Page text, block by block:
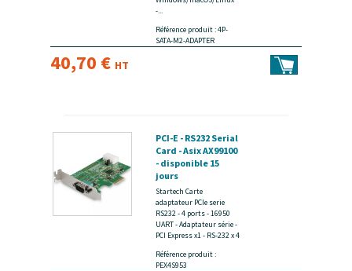
-...
Référence produit : 4P-
SATA-M2-ADAPTER
40,70 € HT
PCI-E - RS232 Serial
Card - Asix AX99100
- disponible 15
jours
Startech Carte
adaptateur PCIe serie
RS232 - 4 ports - 16950
UART - Adaptateur série -
PCI Express x1 - RS-232 x 4
Référence produit :
PEX4S953